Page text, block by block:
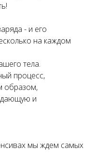
- и его
на каждом
тела.
процесс,
образом,
и
мы ждем самых